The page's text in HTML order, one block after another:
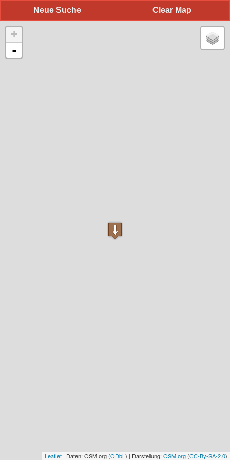
Clear Map
Neue Suche
+
-
Leaflet | Daten: OSM.org (ODbL ) | Darstellung: OSM.org (CC-By-SA-2.0)